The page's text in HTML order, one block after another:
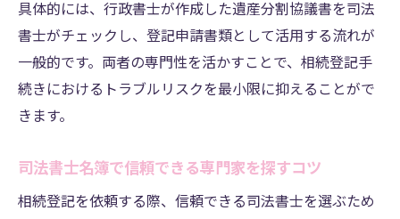
具体的には、行政書士が作成した遺産分割協議書を司法
書士がチェックし、登記申請書類として活用する流れが
一般的です。両者の専門性を活かすことで、相続登記手
続きにおけるトラブルリスクを最小限に抑えることがで
きます。
司法書士名簿で信頼できる専門家を探すコツ
相続登記を依頼する際、信頼できる司法書士を選ぶため